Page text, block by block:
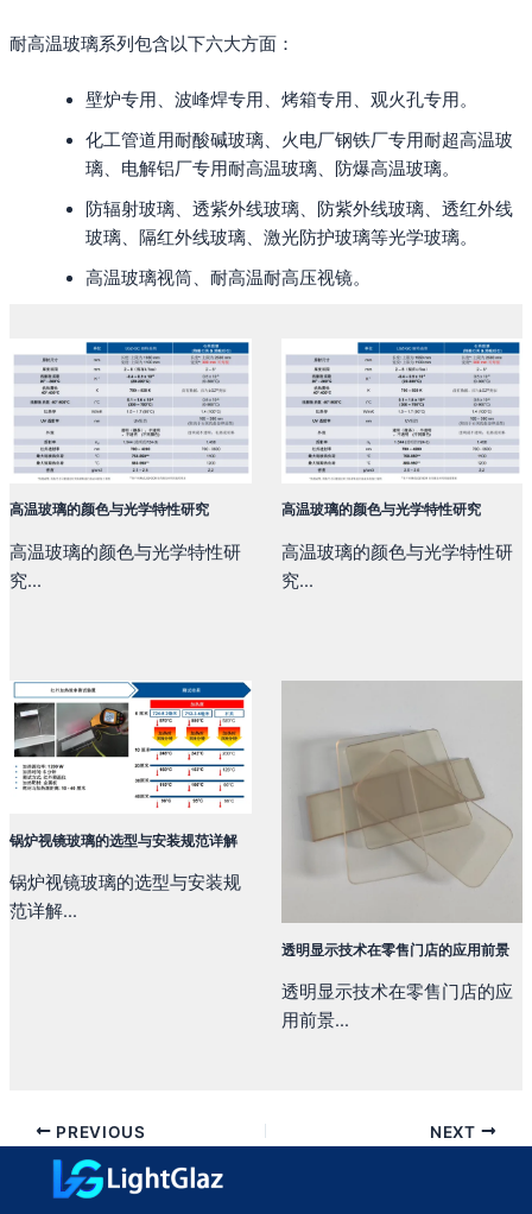
耐高温玻璃系列包含以下六大方面：
壁炉专用、波峰焊专用、烤箱专用、观火孔专用。
化工管道用耐酸碱玻璃、火电厂钢铁厂专用耐超高温玻
璃、电解铝厂专用耐高温玻璃、防爆高温玻璃。
防辐射玻璃、透紫外线玻璃、防紫外线玻璃、透红外线
玻璃、隔红外线玻璃、激光防护玻璃等光学玻璃。
高温玻璃视筒、耐高温耐高压视镜。
高温玻璃的颜色与光学特性研究
高温玻璃的颜色与光学特性研
究...
高温玻璃的颜色与光学特性研究
高温玻璃的颜色与光学特性研
究...
锅炉视镜玻璃的选型与安装规范详解
锅炉视镜玻璃的选型与安装规
范详解...
透明显示技术在零售门店的应用前景
透明显示技术在零售门店的应
用前景...
PREVIOUS NEXT